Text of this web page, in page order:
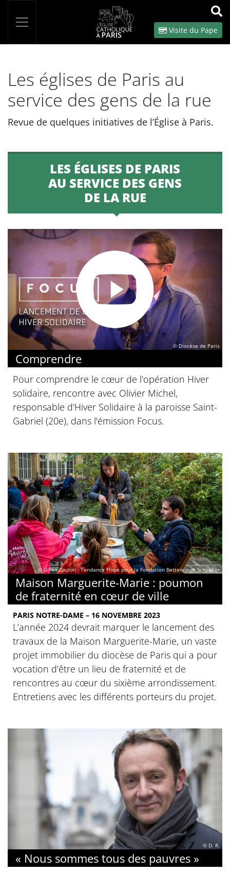
OK
Visite du Pape
Les églises de Paris au
service des gens de la rue
Revue de quelques initiatives de l’Église à Paris.
LES ÉGLISES DE PARIS
AU SERVICE DES GENS
DE LA RUE
© Diocèse de Paris
Comprendre
Pour comprendre le cœur de l'opération Hiver
solidaire, rencontre avec Olivier Michel,
responsable d'Hiver Solidaire à la paroisse Saint-
Gabriel (20e), dans l'émission Focus.
© Gilles Coulon - Tendance Floue pour la Fondation Bettencourt Schueller
Maison Marguerite-Marie : poumon
de fraternité en cœur de ville
PARIS NOTRE-DAME – 16 NOVEMBRE 2023
L’année 2024 devrait marquer le lancement des
travaux de la Maison Marguerite-Marie, un vaste
projet immobilier du diocèse de Paris qui a pour
vocation d’être un lieu de fraternité et de
rencontres au cœur du sixième arrondissement.
Entretiens avec les différents porteurs du projet.
© D. R.
« Nous sommes tous des pauvres »
Panneau de gestion des cookies